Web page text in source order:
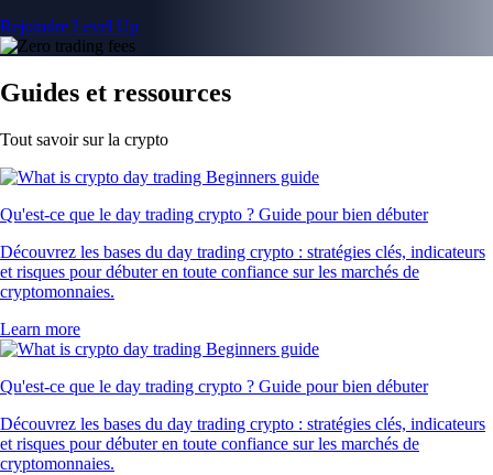
Rejoindre Level Up
Guides et ressources
Tout savoir sur la crypto
Qu'est-ce que le day trading crypto ? Guide pour bien débuter
Découvrez les bases du day trading crypto : stratégies clés, indicateurs
et risques pour débuter en toute confiance sur les marchés de
cryptomonnaies.
Learn more
Qu'est-ce que le day trading crypto ? Guide pour bien débuter
Découvrez les bases du day trading crypto : stratégies clés, indicateurs
et risques pour débuter en toute confiance sur les marchés de
cryptomonnaies.